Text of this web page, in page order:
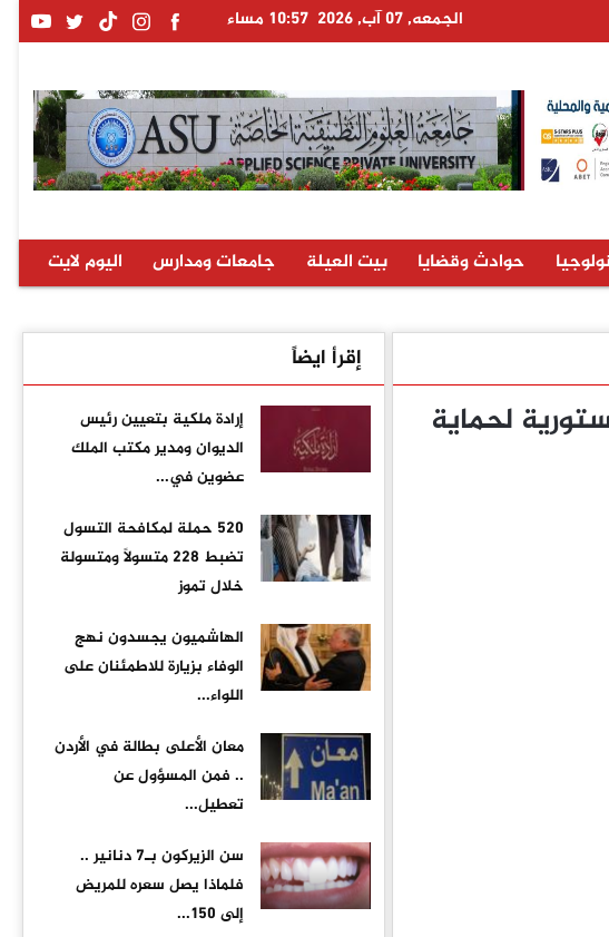
الجمعه, 07 آب, 2026 10:57 مساء
حوادث وقضايا بيت العيلة جامعات ومدارس اليوم لايت
لحماية
إقرأ ايضاً
إرادة ملكية بتعيين رئيس
الديوان ومدير مكتب الملك
عضوين في...
520 حملة لمكافحة التسول
تضبط 228 متسولًا ومتسولة
خلال تموز
الهاشميون يجسدون نهج
الوفاء بزيارة للاطمئنان على
اللواء...
معان الأعلى بطالة في الأردن
.. فمن المسؤول عن
تعطيل...
سن الزيركون بـ7 دنانير ..
فلماذا يصل سعره للمريض
إلى 150...